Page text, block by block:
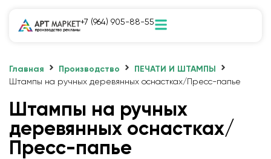
+7 (964) 905-88-55
Главная Производство
ПЕЧАТИ И ШТАМПЫ
Штампы на ручных деревянных оснастках/Пресс-папье
Штампы на ручных
деревянных оснастках/
Пресс-папье